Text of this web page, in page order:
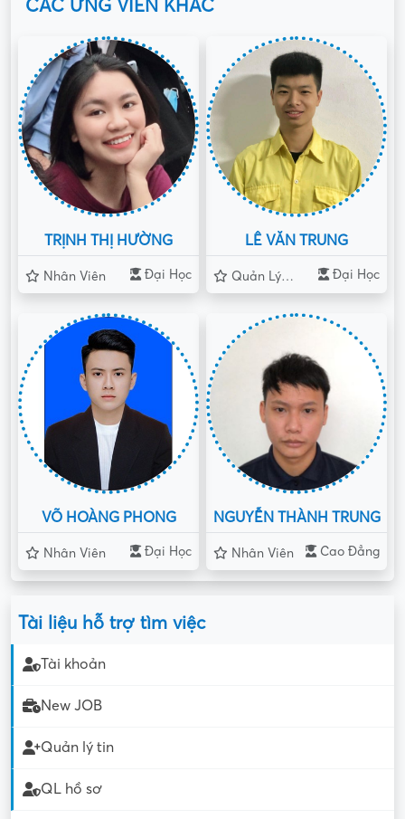
CÁC ỨNG VIÊN KHÁC
TRỊNH THỊ HƯỜNG
Nhân Viên Đại Học
LÊ VĂN TRUNG
Quản Lý Đội Nhóm Đại Học
VÕ HOÀNG PHONG
Nhân Viên Đại Học
NGUYỄN THÀNH TRUNG
Nhân Viên Cao Đẳng
Tài liệu hỗ trợ tìm việc
Tài khoản
New JOB
Quản lý tin
QL hồ sơ